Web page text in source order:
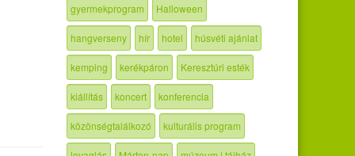
gyermekprogram Halloween
hangverseny hír hotel húsvéti ajánlat
kemping kerékpáron Keresztúri esték
kiállítás koncert konferencia
közönségtalálkozó kulturális program